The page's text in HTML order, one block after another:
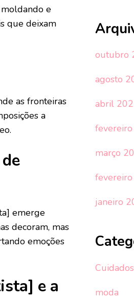
e
que deixam
as fronteiras
a
emerge
decoram, mas
emoções
e a
outubro
agosto
abril
março
janeiro
Cuidados
moda